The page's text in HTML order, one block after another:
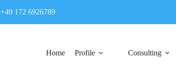
+49 172 6926789
Home Profile Consulting